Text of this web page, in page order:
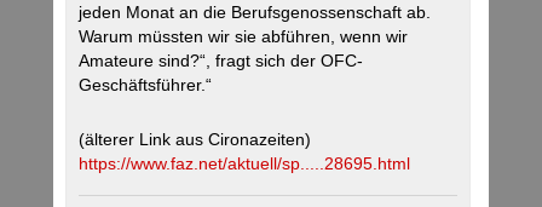
jeden Monat an die Berufsgenossenschaft ab.
Warum müssten wir sie abführen, wenn wir
Amateure sind?“, fragt sich der OFC-
Geschäftsführer.“
(älterer Link aus Cironazeiten)
https://www.faz.net/aktuell/sp.....28695.html